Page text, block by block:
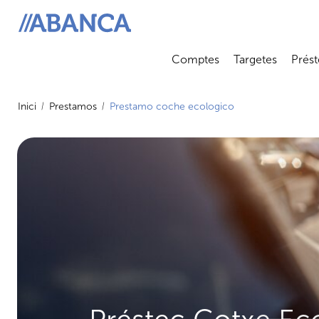
ABANCA
Comptes
Abrir submenú
Targetes
Abrir
Inici Prestamos Prestamo coche ecologico